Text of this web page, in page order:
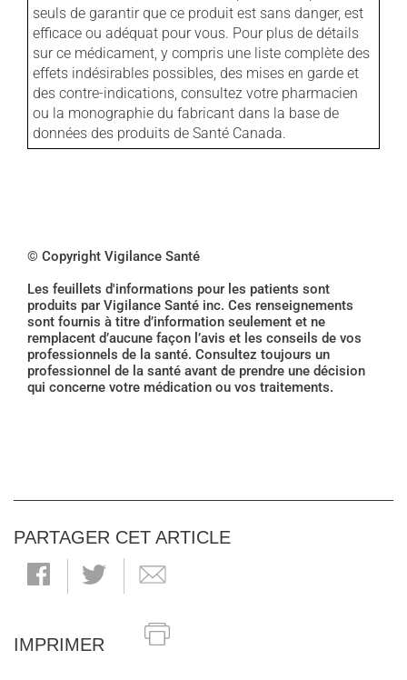
seuls de garantir que ce produit est sans danger, est
efficace ou adéquat pour vous. Pour plus de détails
sur ce médicament, y compris une liste complète des
effets indésirables possibles, des mises en garde et
des contre-indications, consultez votre pharmacien
ou la monographie du fabricant dans la base de
données des produits de Santé Canada.
© Copyright Vigilance Santé
Les feuillets d'informations pour les patients sont
produits par Vigilance Santé inc. Ces renseignements
sont fournis à titre d’information seulement et ne
remplacent d’aucune façon l’avis et les conseils de vos
professionnels de la santé. Consultez toujours un
professionnel de la santé avant de prendre une décision
qui concerne votre médication ou vos traitements.
PARTAGER CET ARTICLE
IMPRIMER